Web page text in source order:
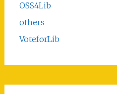
OSS4Lib
others
VoteforLib